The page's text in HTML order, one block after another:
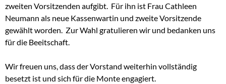
zweiten Vorsitzenden aufgibt. Für ihn ist Frau Cathleen
Neumann als neue Kassenwartin und zweite Vorsitzende
gewählt worden. Zur Wahl gratulieren wir und bedanken uns
für die Beeitschaft.
Wir freuen uns, dass der Vorstand weiterhin vollständig
besetzt ist und sich für die Monte engagiert.